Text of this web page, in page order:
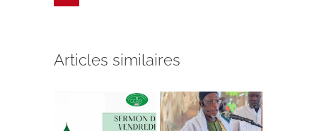
Articles similaires